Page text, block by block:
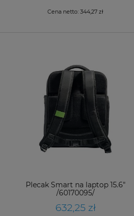
Cena netto:344,27 zł
Plecak Smart na laptop 15.6"
/60170095/
632,25 zł